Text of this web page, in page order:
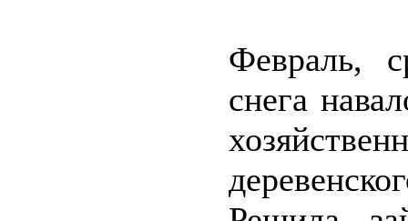
Февраль,
снега